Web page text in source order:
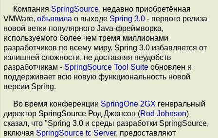
Компания SpringSource, недавно приобретённая
VMWare, объявила о выходе Spring 3.0 - первого релиза
новой ветки популярного Java-фреймворка,
используемого более чем тремя миллионами
разработчиков по всему миру. Spring 3.0 избавляется от
излишней сложности, не доставляя неудобств
разработчикам - SpringSource Tool Suite обновлен и
поддерживает всю новую функциональность новой
версии Spring.
Во время конференции SpringOne 2GX генеральный
директор SpringSource Род Джонсон (Rod Johnson)
сказал, что "Spring 3.0 и среды разработки SpringSource,
включая SpringSource tc Server, предоставляют